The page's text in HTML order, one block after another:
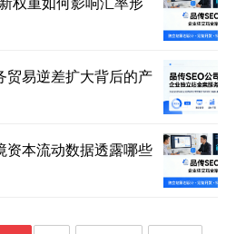
权重如何影响汇率形
贸易逆差扩大背后的产
资本流动数据透露哪些